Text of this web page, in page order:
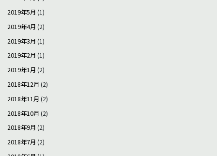
2019年5月 (1)
2019年4月 (2)
2019年3月 (1)
2019年2月 (1)
2019年1月 (2)
2018年12月 (2)
2018年11月 (2)
2018年10月 (2)
2018年9月 (2)
2018年7月 (2)